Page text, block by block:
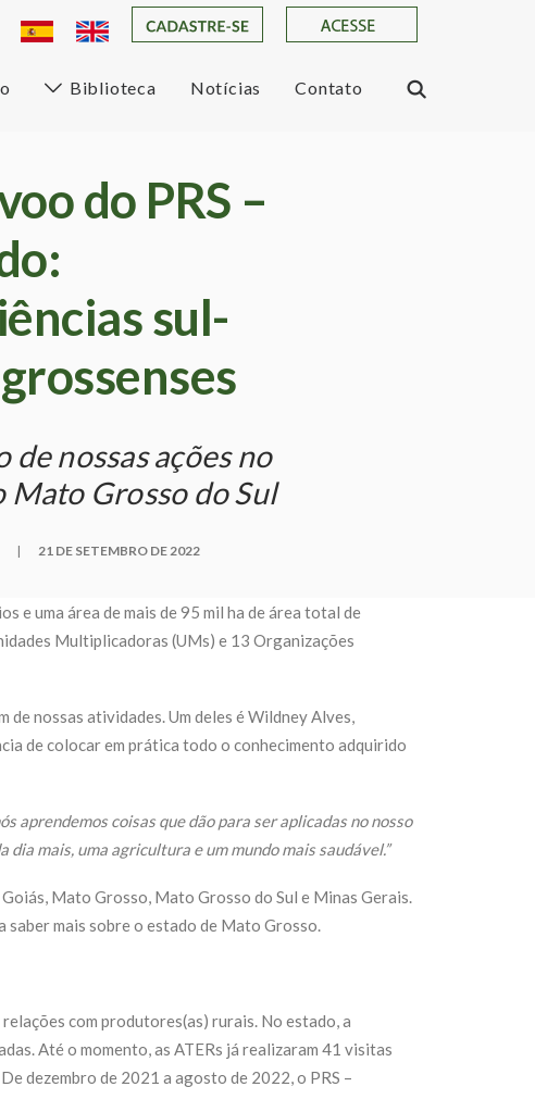
Biblioteca Notícias Contato
do PRS –
sul-
de nossas ações no
Mato Grosso do Sul
| 21 DE SETEMBRO DE 2022
e uma área de mais de95 mil ha de área total de
Multiplicadoras (UMs) e 13 Organizações
nossas atividades. Um deles é Wildney Alves,
de colocar em prática todo o conhecimento adquirido
aprendemos coisas que dão para ser aplicadas no nosso
mais, uma agricultura e um mundo mais saudável.”
Mato Grosso, Mato Grosso do Sul e Minas Gerais.
saber mais sobre o estado de Mato Grosso.
com produtores(as) rurais. No estado, a
Até o momento, as ATERs já realizaram 41 visitas
De dezembro de 2021 a agosto de 2022, o PRS –